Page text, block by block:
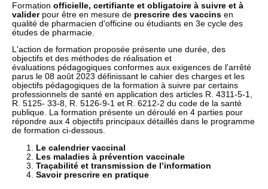
Formation officielle, certifiante et obligatoire à suivre et à
validerpour être en mesure de prescrire des vaccins en
qualité de pharmacien d'officine ou étudiants en 3e cycle des
études de pharmacie.
L'action de formation proposée présente une durée, des
objectifs et des méthodes de réalisation et
évaluations pédagogiques conformes aux exigences de l'arrêté
parus le 08 août 2023 définissant le cahier des charges et les
objectifs pédagogiques de la formation à suivre par certains
professionnels de santé en application des articles R. 4311-5-1,
R. 5125- 33-8, R. 5126-9-1 et R. 6212-2 du code de la santé
publique. La formation présente un déroulé en 4 parties pour
répondre aux 4 objectifs principaux détaillés dans le programme
de formation ci-dessous.
Le calendrier vaccinal
Les maladies à prévention vaccinale
Traçabilité et transmission de l’information
Savoir prescrire en pratique